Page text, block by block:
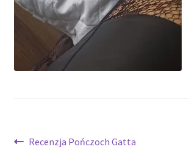
Nawigacja
Poprzedni
Recenzja Pończoch Gatta